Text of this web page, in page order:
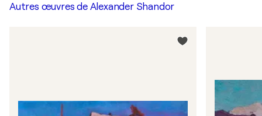
Autres œuvres de Alexander Shandor